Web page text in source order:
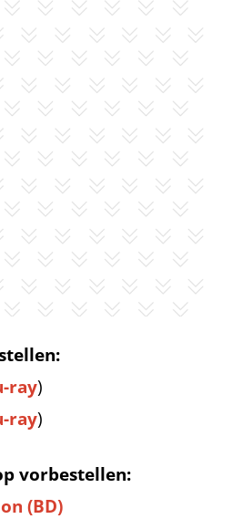
ray)
ray)
vorbestellen:
(BD)